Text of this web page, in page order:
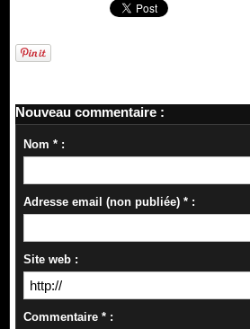
Nouveau commentaire :
Nom * :
Adresse email (non publiée) * :
Site web :
Commentaire * :